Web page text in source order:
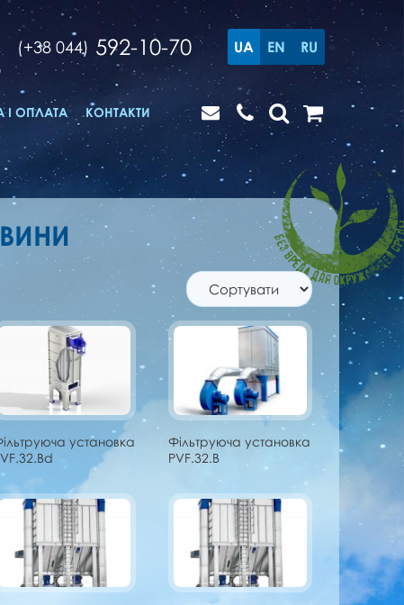
(+38 044) 592-10-70 UA EN RU
І ОПЛАТА КОНТАКТИ
установка
Фільтруюча установка
PVF.32.B